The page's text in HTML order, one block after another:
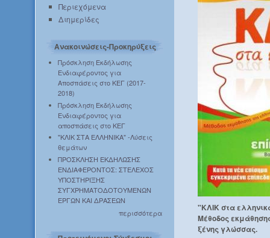
Περιεχόμενα
Διημερίδες
Ανακοινώσεις-Προκηρύξεις
Πρόσκληση Εκδήλωσης
Ενδιαφέροντος για
Αποσπάσεις στο ΚΕΓ (2017-
2018)
Πρόσκληση Εκδήλωσης
Ενδιαφέροντος για
αποσπάσεις στο ΚΕΓ
"ΚΛΙΚ ΣΤΑ ΕΛΛΗΝΙΚΑ" -Λύσεις
θεμάτων
ΠΡΟΣΚΛΗΣΗ ΕΚΔΗΛΩΣΗΣ
ΕΝΔΙΑΦΕΡΟΝΤΟΣ: ΣΤΕΛΕΧΟΣ
ΥΠΟΣΤΗΡΙΞΗΣ
ΣΥΓΧΡΗΜΑΤΟΔΟΤΟΥΜΕΝΩΝ
ΕΡΓΩΝ ΚΑΙ ΔΡΑΣΕΩΝ
περισσότερα
"ΚΛΙΚ στα
Μέθοδος
ξένης γλώσσας.